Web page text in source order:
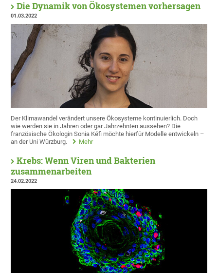
Die Dynamik von Ökosystemen vorhersagen
01.03.2022
Der Klimawandel verändert unsere Ökosysteme kontinuierlich. Doch
wie werden sie in Jahren oder gar Jahrzehnten aussehen? Die
französische Ökologin Sonia Kéfi möchte hierfür Modelle entwickeln –
an der Uni Würzburg.
Mehr
Krebs: Wenn Viren und Bakterien
zusammenarbeiten
24.02.2022